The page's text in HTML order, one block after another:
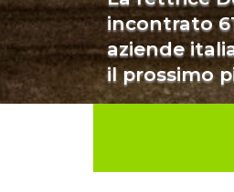
incontrato
aziende
il prossimo